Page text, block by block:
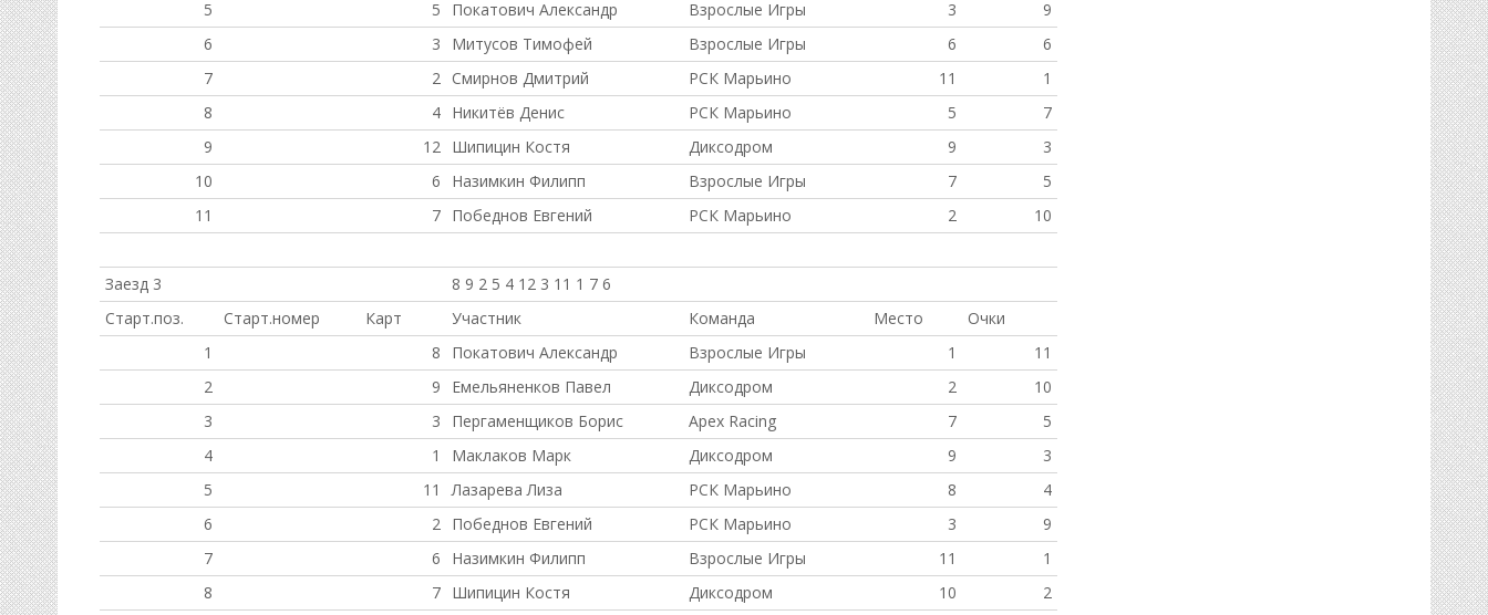
5
5 Покатович Александр Взрослые Игры 3
9
6
3 Митусов Тимофей Взрослые Игры 6
6
7
2 Смирнов Дмитрий РСК Марьино 11
1
8
4 Никитёв Денис РСК Марьино 5
7
9
12 Шипицин Костя Диксодром 9
3
10
6 Назимкин Филипп Взрослые Игры 7
5
11
7 Победнов Евгений РСК Марьино 2 10
Заезд 3
8 9 2 5 4 12 3 11 1 7 6
Старт.поз.
Старт.номер Карт Участник Команда Место
Очки
1
8 Покатович Александр Взрослые Игры 1
11
2
9 Емельяненков Павел Диксодром 2
10
3
3 Пергаменщиков Борис Apex Racing 7
5
4
1 Маклаков Марк Диксодром 9
3
5
11 Лазарева Лиза РСК Марьино 8
4
6
2 Победнов Евгений РСК Марьино 3
9
7
6 Назимкин Филипп Взрослые Игры 11
1
8
7 Шипицин Костя Диксодром 10
2